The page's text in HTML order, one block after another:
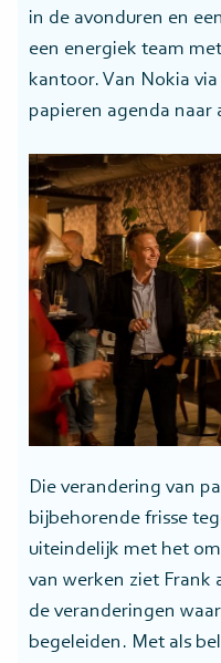
in de avonduren en
een energiek team
kantoor. Van Nokia
papieren agenda naar
Die verandering van
bijbehorende frisse
uiteindelijk met het
van werken ziet Frank
de veranderingen
begeleiden. Met als